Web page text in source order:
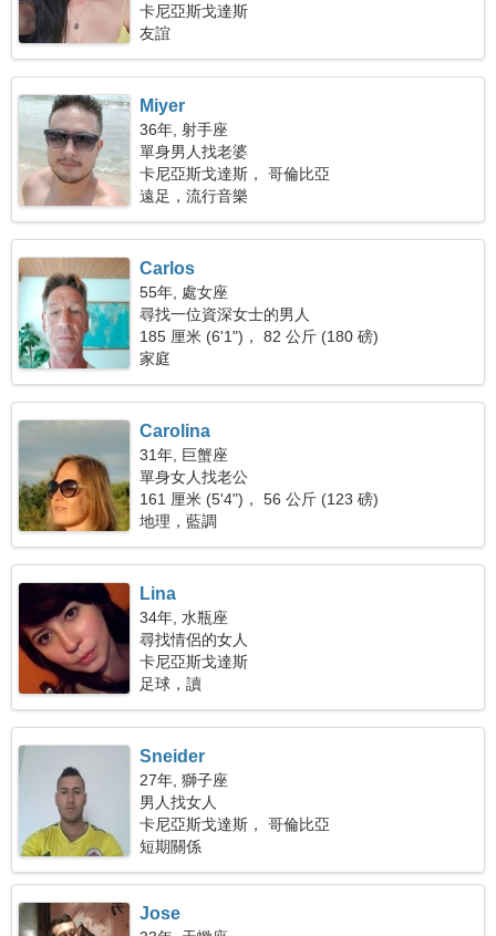
卡尼亞斯戈達斯
友誼
Miyer
36年, 射手座
單身男人找老婆
卡尼亞斯戈達斯， 哥倫比亞
遠足，流行音樂
Carlos
55年, 處女座
尋找一位資深女士的男人
185 厘米 (6'1")， 82 公斤 (180 磅)
家庭
Carolina
31年, 巨蟹座
單身女人找老公
161 厘米 (5'4")， 56 公斤 (123 磅)
地理，藍調
Lina
34年, 水瓶座
尋找情侶的女人
卡尼亞斯戈達斯
足球，讀
Sneider
27年, 獅子座
男人找女人
卡尼亞斯戈達斯， 哥倫比亞
短期關係
Jose